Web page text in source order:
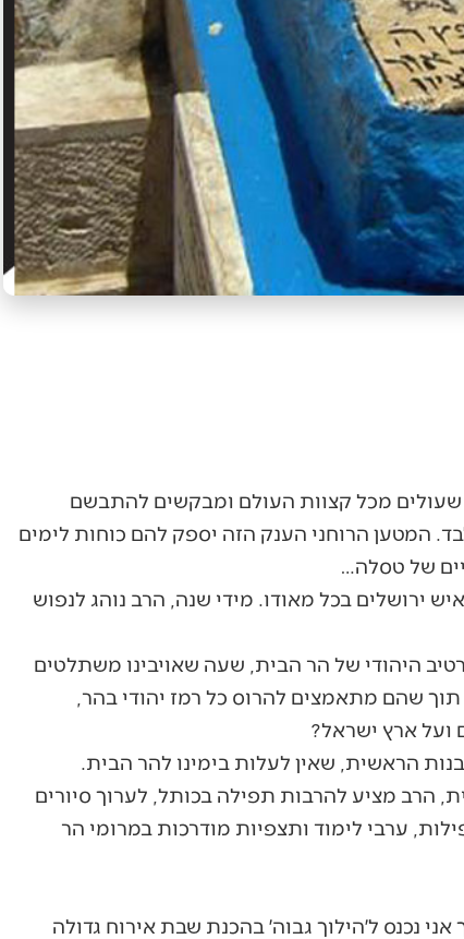
שעולים מכל קצוות העולם ומבקשים להתבשם
המטען הרוחני הענק הזה יספק להם כוחות לימים
של טסלה…
ירושלים בכל מאודו. מידי שנה, הרב נוהג לנפוש
היהודי של הר הבית, שעה שאויבינו משתלטים
שהם מתאמצים להרוס כל רמז יהודי בהר,
ועל ארץ ישראל?
הראשית, שאין לעלות בימינו להר הבית.
הרב מציע להרבות תפילה בכותל, לערוך סיורים
ערבי לימוד ותצפיות מודרכות במרומי הר
נכנס ל׳הילוך גבוה׳ בהכנת שבת אירוח גדולה